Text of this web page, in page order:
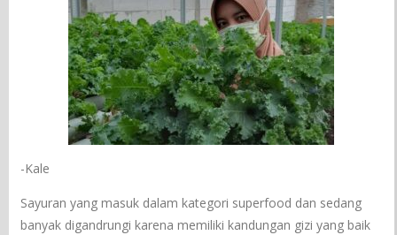
-Kale
Sayuran yang masuk dalam kategori superfood dan sedang
banyak digandrungi karena memiliki kandungan gizi yang baik